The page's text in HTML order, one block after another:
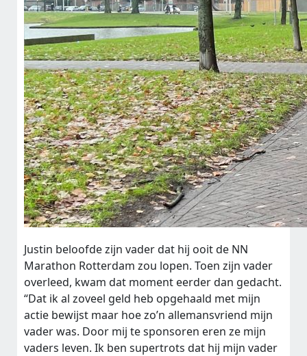
Justin beloofde zijn vader dat hij ooit de NN
Marathon Rotterdam zou lopen. Toen zijn vader
overleed, kwam dat moment eerder dan gedacht.
“Dat ik al zoveel geld heb opgehaald met mijn
actie bewijst maar hoe zo’n allemansvriend mijn
vader was. Door mij te sponsoren eren ze mijn
vaders leven. Ik ben supertrots dat hij mijn vader